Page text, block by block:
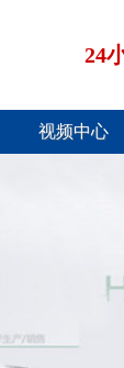
24
视频中心